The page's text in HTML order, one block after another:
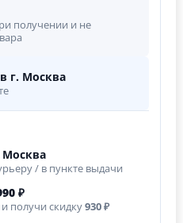
получении и не
г. Москва
Москва
/ в пункте выдачи
₽
получи скидку930 ₽